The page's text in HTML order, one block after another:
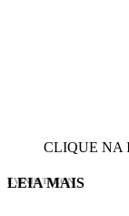
CLIQUE NA
EVINIS TALON
LEIA MAIS